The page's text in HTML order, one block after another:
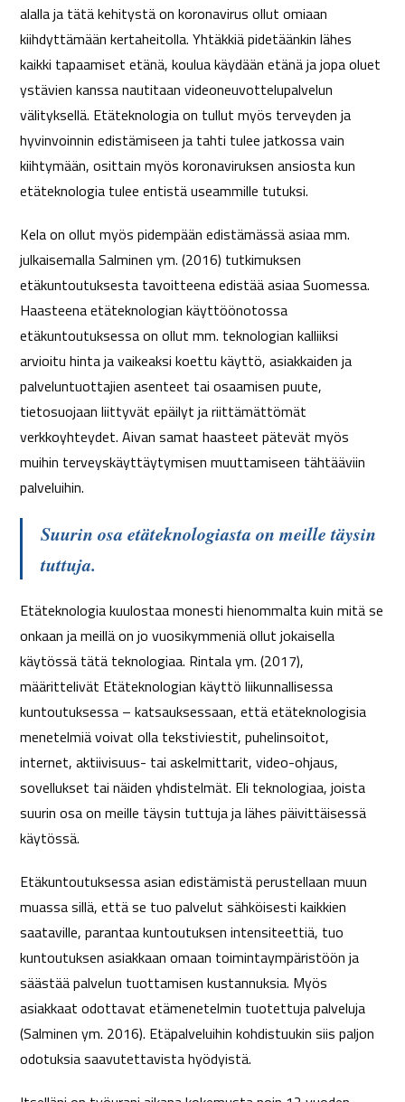
alalla ja tätä kehitystä on koronavirus ollut omiaan
kiihdyttämään kertaheitolla. Yhtäkkiä pidetäänkin lähes
kaikki tapaamiset etänä, koulua käydään etänä ja jopa oluet
ystävien kanssa nautitaan videoneuvottelupalvelun
välityksellä. Etäteknologia on tullut myös terveyden ja
hyvinvoinnin edistämiseen ja tahti tulee jatkossa vain
kiihtymään, osittain myös koronaviruksen ansiosta kun
etäteknologia tulee entistä useammille tutuksi.
Kela on ollut myös pidempään edistämässä asiaa mm.
julkaisemalla Salminen ym. (2016) tutkimuksen
etäkuntoutuksesta tavoitteena edistää asiaa Suomessa.
Haasteena etäteknologian käyttöönotossa
etäkuntoutuksessa on ollut mm. teknologian kalliiksi
arvioitu hinta ja vaikeaksi koettu käyttö, asiakkaiden ja
palveluntuottajien asenteet tai osaamisen puute,
tietosuojaan liittyvät epäilyt ja riittämättömät
verkkoyhteydet. Aivan samat haasteet pätevät myös
muihin terveyskäyttäytymisen muuttamiseen tähtääviin
palveluihin.
Suurin osa etäteknologiasta on meille täysin
tuttuja.
Etäteknologia kuulostaa monesti hienommalta kuin mitä se
onkaan ja meillä on jo vuosikymmeniä ollut jokaisella
käytössä tätä teknologiaa. Rintala ym. (2017),
määrittelivät Etäteknologian käyttö liikunnallisessa
kuntoutuksessa – katsauksessaan, että etäteknologisia
menetelmiä voivat olla tekstiviestit, puhelinsoitot,
internet, aktiivisuus- tai askelmittarit, video-ohjaus,
sovellukset tai näiden yhdistelmät. Eli teknologiaa, joista
suurin osa on meille täysin tuttuja ja lähes päivittäisessä
käytössä.
Etäkuntoutuksessa asian edistämistä perustellaan muun
muassa sillä, että se tuo palvelut sähköisesti kaikkien
saataville, parantaa kuntoutuksen intensiteettiä, tuo
kuntoutuksen asiakkaan omaan toimintaympäristöön ja
säästää palvelun tuottamisen kustannuksia. Myös
asiakkaat odottavat etämenetelmin tuotettuja palveluja
(Salminen ym. 2016). Etäpalveluihin kohdistuukin siis paljon
odotuksia saavutettavista hyödyistä.